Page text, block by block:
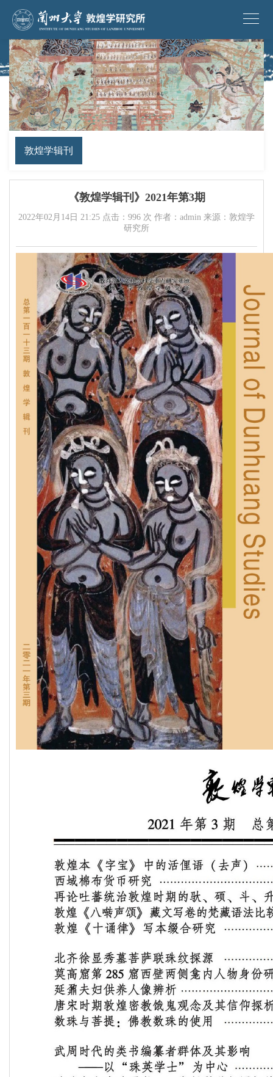
敦煌学辑刊
《敦煌学辑刊》2021年第3期
2022年02月14日 21:25 点击： 996 次 作者：admin 来源：敦煌学
研究所